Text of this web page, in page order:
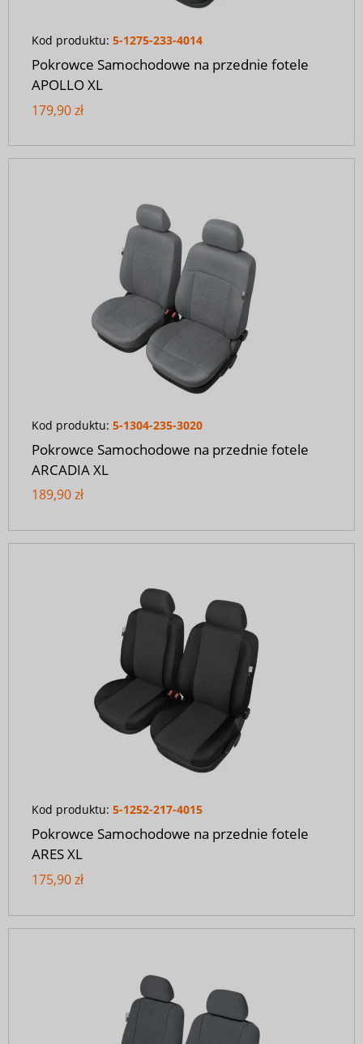
Kod produktu: 5-1275-233-4014
Pokrowce Samochodowe na przednie fotele
APOLLO XL
179,90 zł
Kod produktu: 5-1304-235-3020
Pokrowce Samochodowe na przednie fotele
ARCADIA XL
189,90 zł
Kod produktu: 5-1252-217-4015
Pokrowce Samochodowe na przednie fotele
ARES XL
175,90 zł